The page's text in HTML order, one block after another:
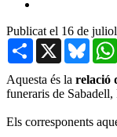
Publicat el 16 de
Share X
Aquesta és la relació
funeraris de
Els corresponents